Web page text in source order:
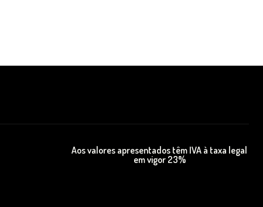
Aos valores apresentados têm IVA à taxa legal
em vigor 23%